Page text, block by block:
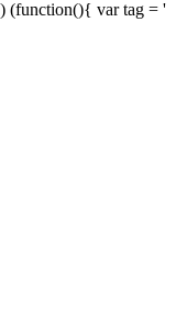
) (function(){ var tag = '